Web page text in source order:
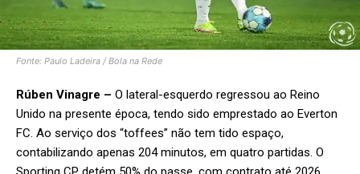
Fonte: Paulo Ladeira / Bola na Rede
Rúben Vinagre – O lateral-esquerdo regressou ao Reino
Unido na presente época, tendo sido emprestado ao Everton
FC. Ao serviço dos “toffees” não tem tido espaço,
contabilizando apenas 204 minutos, em quatro partidas. O